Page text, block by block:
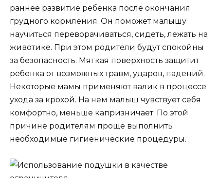
раннее развитие ребенка после окончания
грудного кормления. Он поможет малышу
научиться переворачиваться, сидеть, лежать на
животике. При этом родители будут спокойны
за безопасность. Мягкая поверхность защитит
ребенка от возможных травм, ударов, падений.
Некоторые мамы применяют валик в процессе
ухода за крохой. На нем малыш чувствует себя
комфортно, меньше капризничает. По этой
причине родителям проще выполнить
необходимые гигиенические процедуры.